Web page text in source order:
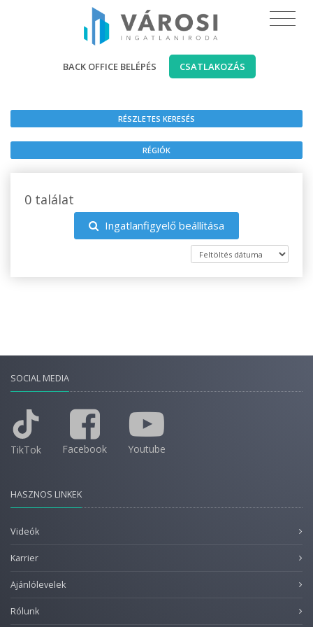
BACK OFFICE BELÉPÉS CSATLAKOZÁS
RÉSZLETES KERESÉS
RÉGIÓK
0 találat
Ingatlanfigyelő beállítása
SOCIAL MEDIA
TikTok Facebook Youtube
HASZNOS LINKEK
Videók
Karrier
Ajánlólevelek
Rólunk